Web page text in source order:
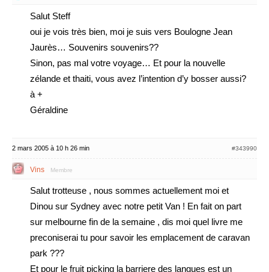
Salut Steff
oui je vois très bien, moi je suis vers Boulogne Jean
Jaurès… Souvenirs souvenirs??
Sinon, pas mal votre voyage… Et pour la nouvelle
zélande et thaiti, vous avez l’intention d’y bosser aussi?
à +
Géraldine
2 mars 2005 à 10 h 26 min #343990
Vins Membre
Salut trotteuse , nous sommes actuellement moi et
Dinou sur Sydney avec notre petit Van ! En fait on part
sur melbourne fin de la semaine , dis moi quel livre me
preconiserai tu pour savoir les emplacement de caravan
park ???
Et pour le fruit picking la barriere des langues est un